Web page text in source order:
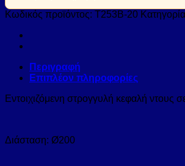
Κωδικός προϊόντος: T253B-20
Περιγραφή
Επιπλέον πληροφορίες
Εντοιχιζόμενη στρογγυλή κεφαλή ντους
Διάσταση: Ø200